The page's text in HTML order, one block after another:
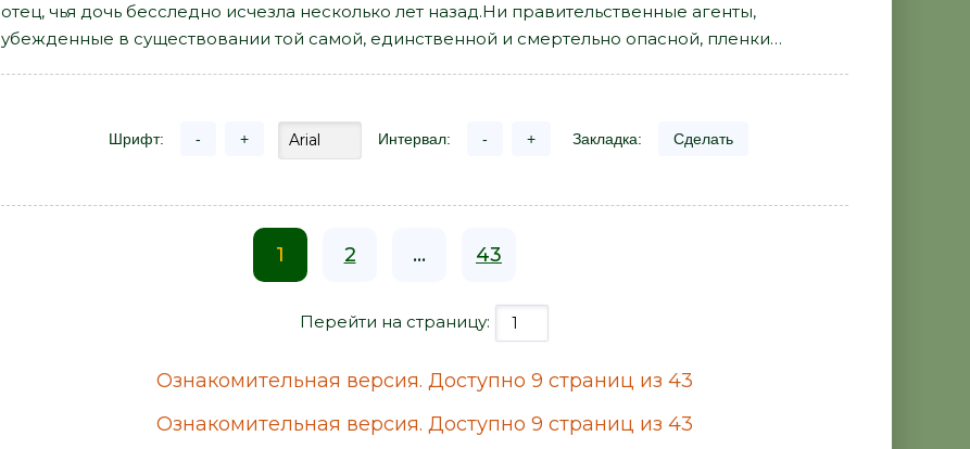
отец, чья дочь бесследно исчезла несколько лет назад.Ни правительственные агенты,
убежденные в существовании той самой, единственной и смертельно опасной, пленки…
Шрифт: - + Интервал: - + Закладка: Сделать
1 2 ... 43
Перейти на страницу:
Ознакомительная версия. Доступно 9 страниц из 43
Ознакомительная версия. Доступно 9 страниц из 43